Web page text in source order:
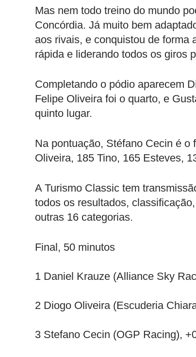
Mas nem todo treino do mundo
Concórdia. Já muito bem
aos rivais, e conquistou de forma
rápida e liderando todos os giros
Completando o pódio aparecem
Felipe Oliveira foi o quarto, e
quinto lugar.
Na pontuação, Stéfano Cecin é
Oliveira, 185 Tino, 165 Esteves,
A Turismo Classic tem
todos os resultados,
outras 16 categorias.
Final, 50 minutos
1 Daniel Krauze (Alliance Sky
2 Diogo Oliveira (Escuderia
3 Stefano Cecin (OGP Racing),